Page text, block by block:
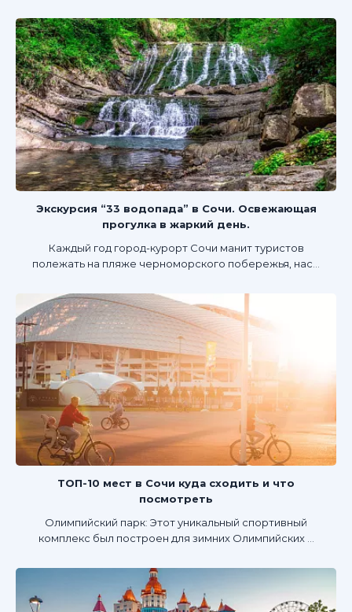
Экскурсия “33 водопада” в Сочи. Освежающая
прогулка в жаркий день.
Каждый год город-курорт Сочи манит туристов
полежать на пляже черноморского побережья, нас...
ТОП-10 мест в Сочи куда сходить и что
посмотреть
Олимпийский парк: Этот уникальный спортивный
комплекс был построен для зимних Олимпийских ...